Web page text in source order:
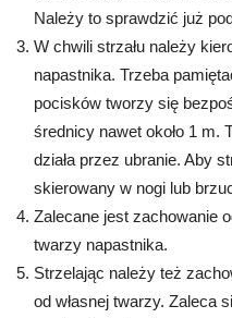
Należy to sprawdzić już
W chwili strzału należy
napastnika. Trzeba
pocisków tworzy się
średnicy nawet około 1 m.
działa przez ubranie. Aby
skierowany w nogi lub
Zalecane jest zachowanie
twarzy napastnika.
Strzelając należy też
od własnej twarzy. Zaleca